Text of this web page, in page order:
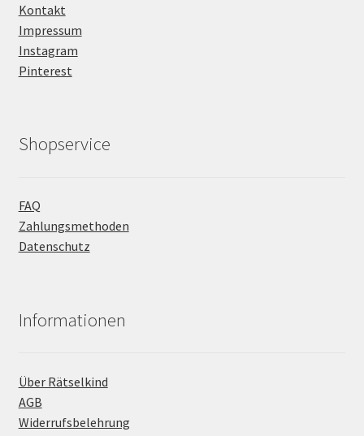
Kontakt
Impressum
Instagram
Pinterest
Shopservice
FAQ
Zahlungsmethoden
Datenschutz
Informationen
Über Rätselkind
AGB
Widerrufsbelehrung